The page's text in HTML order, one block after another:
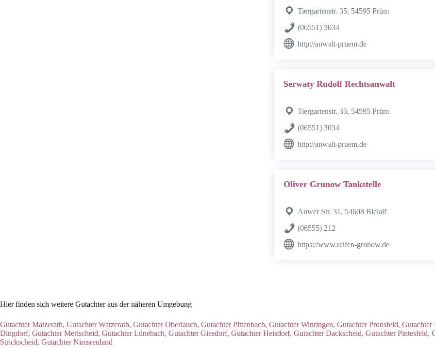
Tiergartenstr. 35, 54595 Prüm
(06551) 3034
http://anwalt-pruem.de
Serwaty Rudolf Rechtsanwalt
Tiergartenstr. 35, 54595 Prüm
(06551) 3034
http://anwalt-pruem.de
Oliver Grunow Tankstelle
Auwer Str. 31, 54608 Bleialf
(06555) 212
https://www.reifen-grunow.de
Hier finden sich weitere Gutachter aus der näheren Umgebung
Gutachter Matzerath, Gutachter Watzerath, Gutachter Oberlauch, Gutachter Pittenbach, Gutachter Winringen, Gutachter Pronsfeld, Gutachter
Dingdorf, Gutachter Merlscheid, Gutachter Lünebach, Gutachter Giesdorf, Gutachter Heisdorf, Gutachter Dackscheid, Gutachter Pintesfeld,
Strickscheid, Gutachter Nimsreuland